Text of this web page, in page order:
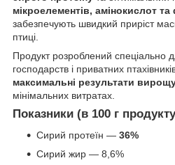
мікроелементів, амінокислот та
забезпечують швидкий приріст
птиці.
Продукт розроблений спеціально
господарств і приватних
максимальні результати
мінімальних витратах.
Показники (в 100 г
Сирий протеїн — 36%
Сирий жир — 8,6%